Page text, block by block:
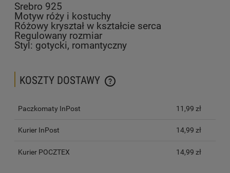
Srebro 925
Motyw róży i kostuchy
Różowy kryształ w kształcie serca
Regulowany rozmiar
Styl: gotycki, romantyczny
KOSZTY DOSTAWY
CENA NIE ZAWIERA EWENTUALNYCH KOSZTÓW PŁATNOŚCI
Paczkomaty InPost 11,99 zł
Kurier InPost 14,99 zł
Kurier POCZTEX 14,99 zł